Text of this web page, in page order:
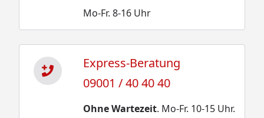
Mo-Fr. 8-16 Uhr
Express-Beratung
09001 / 40 40 40
Ohne Wartezeit. Mo-Fr. 10-15 Uhr.